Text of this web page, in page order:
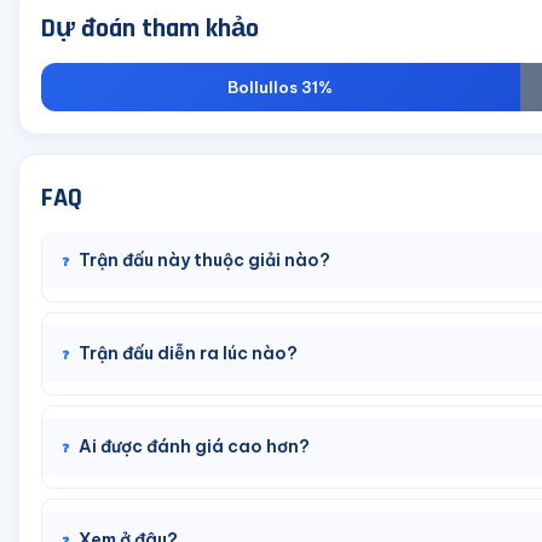
Dự đoán tham khảo
Bollullos 31%
FAQ
Trận đấu này thuộc giải nào?
Trận đấu diễn ra lúc nào?
Ai được đánh giá cao hơn?